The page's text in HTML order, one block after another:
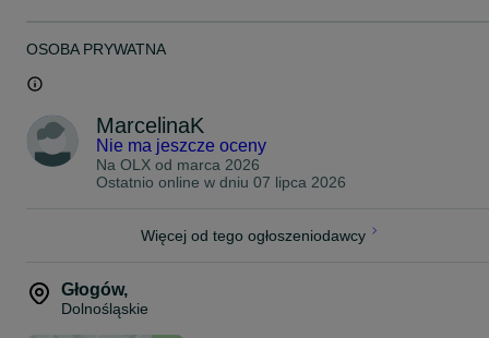
OSOBA PRYWATNA
MarcelinaK
Nie ma jeszcze oceny
Na OLX od marca 2026
Ostatnio online w dniu 07 lipca 2026
Więcej od tego ogłoszeniodawcy
Głogów,
Dolnośląskie